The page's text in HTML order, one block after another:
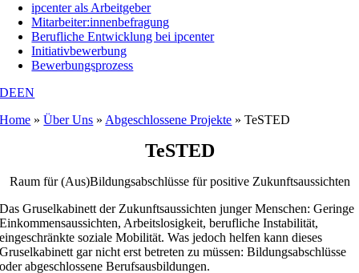
ipcenter als Arbeitgeber
Mitarbeiter:innenbefragung
Berufliche Entwicklung bei ipcenter
Initiativbewerbung
Bewerbungsprozess
DEEN
Home »Über Uns » Abgeschlossene Projekte »TeSTED
TeSTED
Raum für (Aus)Bildungsabschlüsse für positive Zukunftsaussichten
Das Gruselkabinett der Zukunftsaussichten junger Menschen: Geringe
Einkommensaussichten, Arbeitslosigkeit, berufliche Instabilität,
eingeschränkte soziale Mobilität. Was jedoch helfen kann dieses
Gruselkabinett gar nicht erst betreten zu müssen: Bildungsabschlüsse
oder abgeschlossene Berufsausbildungen.